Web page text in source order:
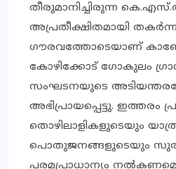
തീരുമാനിച്ചിരുന്ന
അപ്രതീക്ഷിതമായി
ഗൗരവത്തോടെയാണ്
കോഴിക്കോട് ഗോകുലം
സംഘടനയുടെ
അഭിപ്രായപ്പെട്ടു. ഇത്തരം
തൊഴിലാളികളുടെയും
പൊതുജനങ്ങളുടെയും
പരമപ്രാധാന്യം